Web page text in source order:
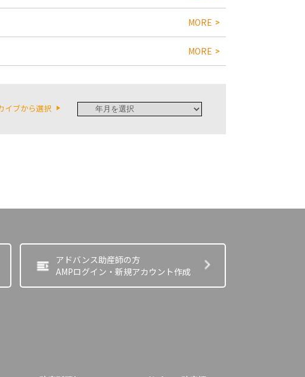
MORE
MORE
イブから選択
アドバンス助産師の方
AMPログイン・新規アカウント作成